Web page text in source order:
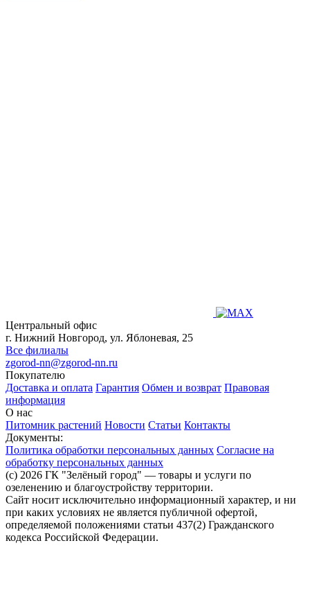
Центральный офис
г. Нижний Новгород, ул. Яблоневая, 25
Все филиалы
zgorod-nn@zgorod-nn.ru
Покупателю
Доставка и оплата Гарантия Обмен и возврат Правовая
информация
О нас
Питомник растений Новости Статьи Контакты
Документы:
Политика обработки персональных данных Согласие на
обработку персональных данных
(c) 2026 ГК "Зелёный город" — товары и услуги по
озеленению и благоустройству территории.
Сайт носит исключительно информационный характер, и ни
при каких условиях не является публичной офертой,
определяемой положениями статьи 437(2) Гражданского
кодекса Российской Федерации.